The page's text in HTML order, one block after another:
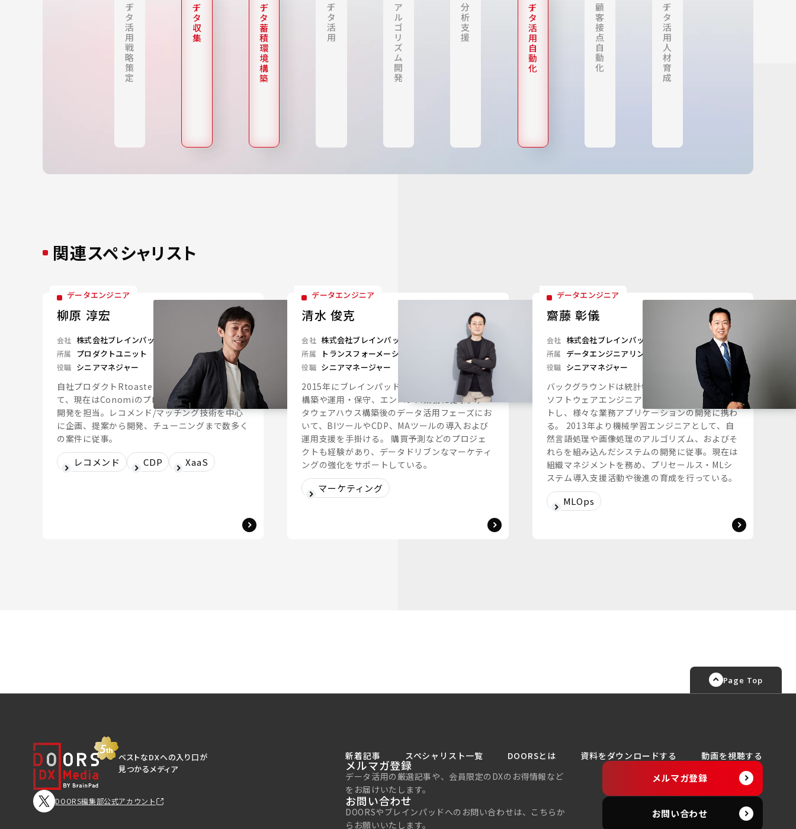
デー
タ
活
用
戦
略
策
定
デー
タ
収
集
デー
タ
蓄
積
環
境
構
築
デー
タ
活
用
ア
ル
ゴ
リ
ズ
ム
開
発
分
析
支
援
デー
タ
活
用
自
動
化
顧
客
接
点
自
動
化
デー
タ
活
用
人
材
育
成
関連スペシャリスト
データエンジニア
柳原 淳宏
会社 株式会社ブレインパッド
所属 プロダクトユニット
役職 シニアマネジャー
自社プロダクトRtoaster、L2Mixerの開発を経
て、現在はConomiのプロダクトマネージャー兼
開発を担当。レコメンド/マッチング技術を中心
に企画、提案から開発、チューニングまで数多く
の案件に従事。
レコメンド CDP XaaS
データエンジニア
清水 俊克
会社 株式会社ブレインパッド
所属 トランスフォーメーションユニット
役職 シニアマネージャー
2015年にブレインパッドに入社し、データ基盤
構築や運用・保守、エンハンス業務に従事。デー
タウェアハウス構築後のデータ活用フェーズにお
いて、BIツールやCDP、MAツールの導入および
運用支援を手掛ける。 購買予測などのプロジェ
クトも経験があり、データドリブンなマーケティ
ングの強化をサポートしている。
マーケティング
データエンジニア
齋藤 彰儀
会社 株式会社ブレインパッド
所属 データエンジニアリングユニット
役職 シニアマネジャー
バックグラウンドは統計学とソフトウェア工学。
ソフトウェアエンジニアとしてキャリアをスター
トし、様々な業務アプリケーションの開発に携わ
る。 2013年より機械学習エンジニアとして、自
然言語処理や画像処理のアルゴリズム、およびそ
れらを組み込んだシステムの開発に従事。現在は
組織マネジメントを務め、プリセールス・MLシ
ステム導入支援活動や後進の育成を行っている。
MLOps
Page Top
ベストなDXへの入り口が
見つかるメディア
DOORS編集部公式アカウント
新着記事 スペシャリスト一覧 DOORSとは 資料をダウンロードする 動画を視聴する
メルマガ登録
データ活用の厳選記事や、会員限定のDXのお得情報など
をお届けいたします。
メルマガ登録
お問い合わせ
DOORSやブレインパッドへのお問い合わせは、こちらか
らお願いいたします。
お問い合わせ